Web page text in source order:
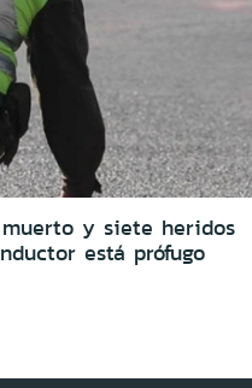
y siete heridos
está prófugo